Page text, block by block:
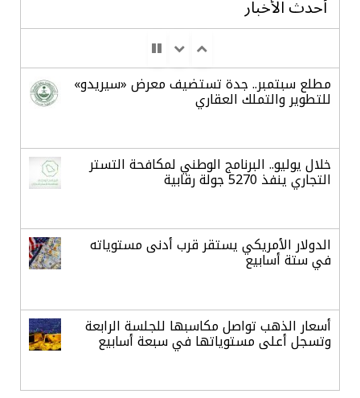
أحدث الأخبار
مطلع سبتمبر.. جدة تستضيف معرض «سيريدو»
للتطوير والتملك العقاري
خلال يوليو.. البرنامج الوطني لمكافحة التستر
التجاري ينفذ 5270 جولة رقابية
الدولار الأمريكي يستقر قرب أدنى مستوياته
في ستة أسابيع
أسعار الذهب تواصل مكاسبها للجلسة الرابعة
وتسجل أعلى مستوياتها في سبعة أسابيع